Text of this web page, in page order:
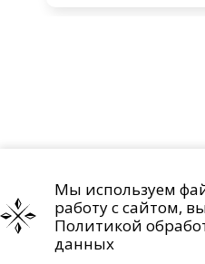
Проекты О
Политика обработки
Мы используем
работу с сайтом,
Политикой
данных